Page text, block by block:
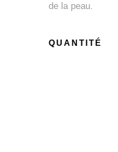
de la peau.
QUANTITÉ